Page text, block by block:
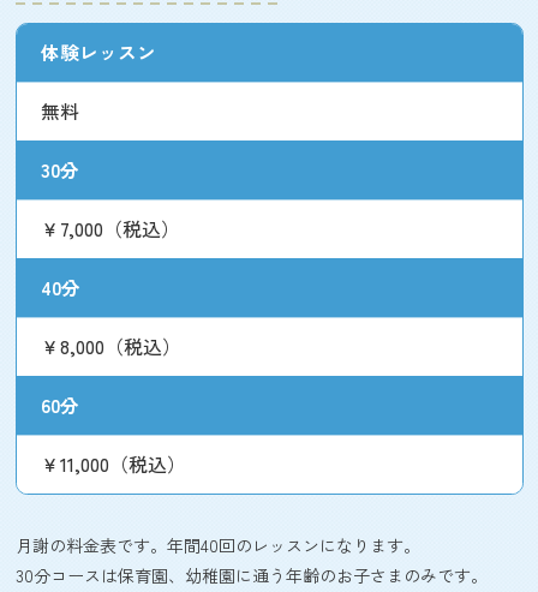
体験レッスン
無料
30分
￥7,000（税込）
40分
￥8,000（税込）
60分
￥11,000（税込）
月謝の料金表です。年間40回のレッスンになります。
30分コースは保育園、幼稚園に通う年齢のお子さまのみです。